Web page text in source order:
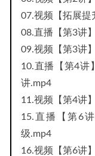
07.视频【拓展提
08.直播【第3讲
09.视频【第3讲
10.直播【第4讲
讲.mp4
11.视频【第4讲
15.直播【第6
级.mp4
16.视频【第6讲